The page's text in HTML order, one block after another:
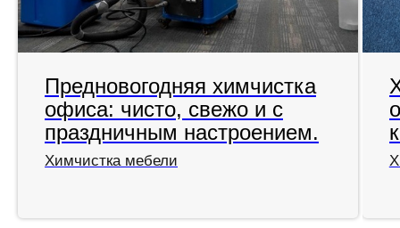
Предновогодняя химчистка
офиса: чисто, свежо и с
праздничным настроением.
Химчистка мебели